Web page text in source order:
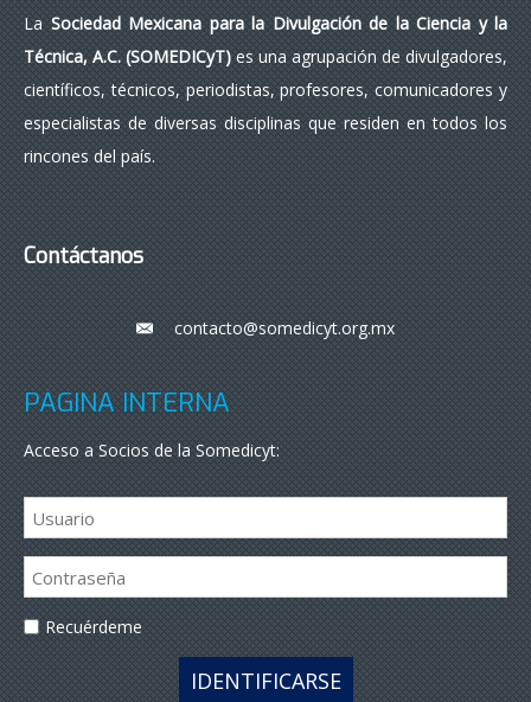
LaSociedad Mexicana para la Divulgación de la Ciencia y la
Técnica, A.C. (SOMEDICyT)es una agrupación de divulgadores,
científicos, técnicos, periodistas, profesores, comunicadores y
especialistas de diversas disciplinas que residen en todos los
rincones del país.
Contáctanos
___contacto@somedicyt.org.mx
PÁGINA INTERNA
Acceso a Socios de la Somedicyt:
Recuérdeme
IDENTIFICARSE